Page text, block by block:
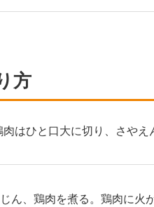
方
はひと口大に切り、さやえ
ん、鶏肉を煮る。鶏肉に火